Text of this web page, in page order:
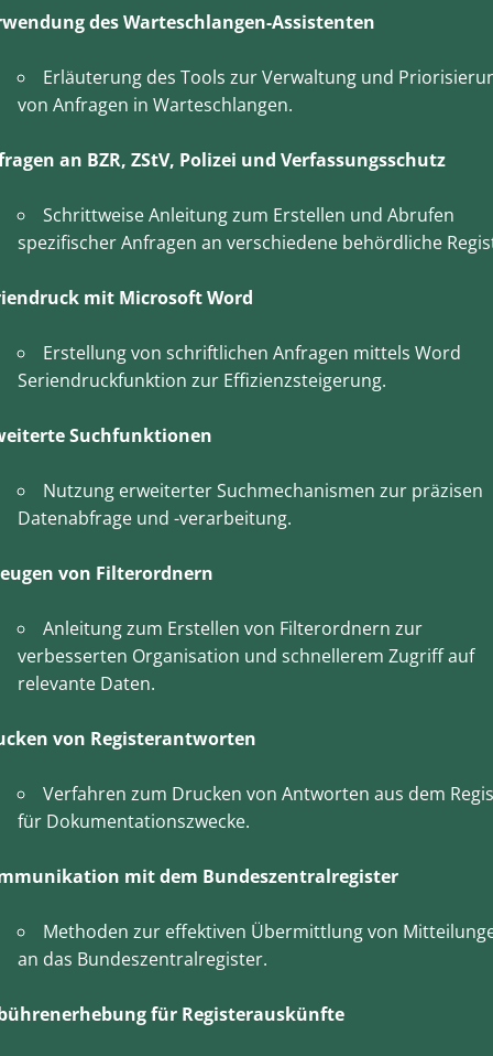
des Warteschlangen-Assistenten
Erläuterung des Tools zur Verwaltung und
von Anfragen in Warteschlangen.
an BZR, ZStV, Polizei und Verfassungsschutz
Schrittweise Anleitung zum Erstellen und Abrufen
spezifischer Anfragen an verschiedene behördliche
mit Microsoft Word
Erstellung von schriftlichen Anfragen mittels Word
Seriendruckfunktion zur Effizienzsteigerung.
Suchfunktionen
Nutzung erweiterter Suchmechanismen zur präzisen
Datenabfrage und -verarbeitung.
von Filterordnern
Anleitung zum Erstellen von Filterordnern zur
verbesserten Organisation und schnellerem Zugriff auf
relevante Daten.
von Registerantworten
Verfahren zum Drucken von Antworten aus dem
für Dokumentationszwecke.
mit dem Bundeszentralregister
Methoden zur effektiven Übermittlung von
an das Bundeszentralregister.
für Registerauskünfte